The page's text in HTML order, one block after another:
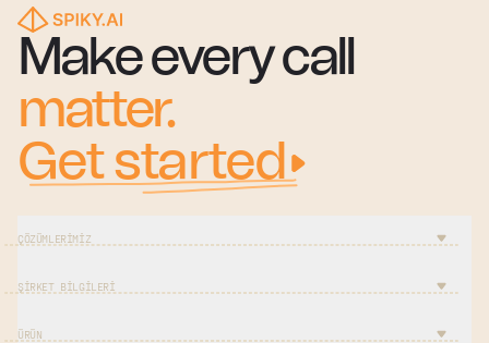
Make every call
matter.
Get started
ÇÖZÜMLERIMIZ
ŞIRKET BILGILERI
ÜRÜN